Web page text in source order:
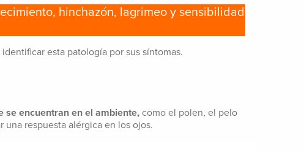
hinchazón, lagrimeo y sensibilidad
esta patología por sus síntomas.
se encuentran en el ambiente, como el polen, el pelo
una respuesta alérgica en los ojos.